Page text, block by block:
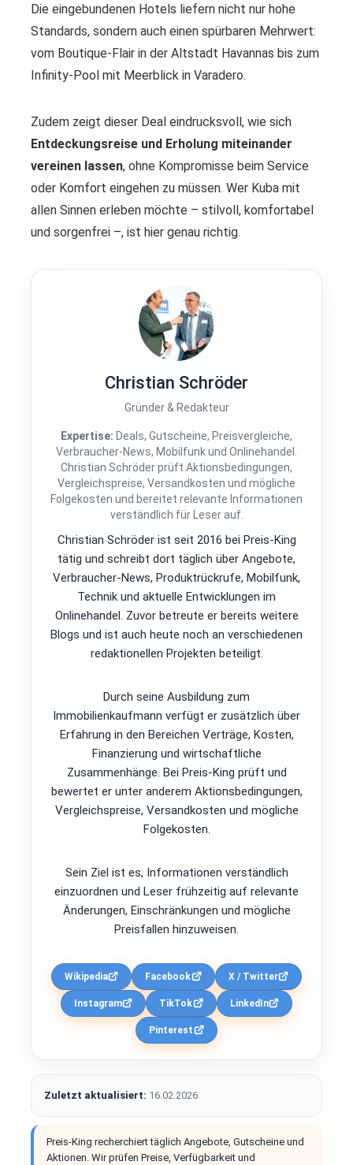
Die eingebundenen Hotels liefern nicht nur hohe
Standards, sondern auch einen spürbaren Mehrwert:
vom Boutique-Flair in der Altstadt Havannas bis zum
Infinity-Pool mit Meerblick in Varadero.
Zudem zeigt dieser Deal eindrucksvoll, wie sich
Entdeckungsreise und Erholung miteinander
vereinen lassen, ohne Kompromisse beim Service
oder Komfort eingehen zu müssen. Wer Kuba mit
allen Sinnen erleben möchte – stilvoll, komfortabel
und sorgenfrei –, ist hier genau richtig.
Christian Schröder
Gründer & Redakteur
Expertise: Deals, Gutscheine, Preisvergleiche,
Verbraucher-News, Mobilfunk und Onlinehandel.
Christian Schröder prüft Aktionsbedingungen,
Vergleichspreise, Versandkosten und mögliche
Folgekosten und bereitet relevante Informationen
verständlich für Leser auf.
Christian Schröder ist seit 2016 bei Preis-King
tätig und schreibt dort täglich über Angebote,
Verbraucher-News, Produktrückrufe, Mobilfunk,
Technik und aktuelle Entwicklungen im
Onlinehandel. Zuvor betreute er bereits weitere
Blogs und ist auch heute noch an verschiedenen
redaktionellen Projekten beteiligt.
Durch seine Ausbildung zum
Immobilienkaufmann verfügt er zusätzlich über
Erfahrung in den Bereichen Verträge, Kosten,
Finanzierung und wirtschaftliche
Zusammenhänge. Bei Preis-King prüft und
bewertet er unter anderem Aktionsbedingungen,
Vergleichspreise, Versandkosten und mögliche
Folgekosten.
Sein Ziel ist es, Informationen verständlich
einzuordnen und Leser frühzeitig auf relevante
Änderungen, Einschränkungen und mögliche
Preisfallen hinzuweisen.
Wikipedia Facebook X / Twitter
Instagram TikTok LinkedIn
Pinterest
Zuletzt aktualisiert: 16.02.2026
Preis-King recherchiert täglich Angebote, Gutscheine und
Aktionen. Wir prüfen Preise, Verfügbarkeit und